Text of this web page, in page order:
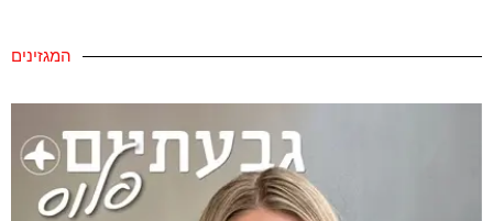
המגזינים